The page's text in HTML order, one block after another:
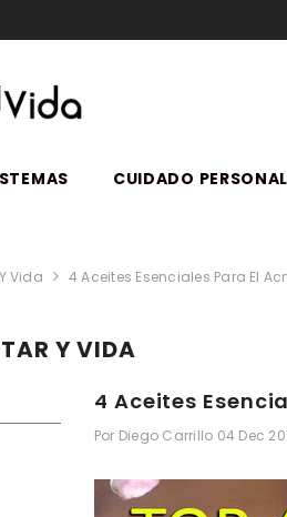
CUIDADO PERSONAL
Vida 4 Aceites Esenciales Para El
Y VIDA
4 Aceites
Por Diego Carrillo 04 Dec